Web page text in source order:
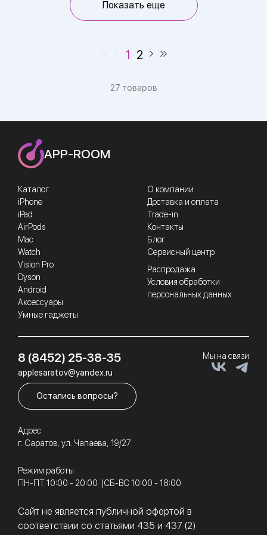
27 товаров
1 2
Показать еще
Каталог
iPhone
iPad
AirPods
Mac
Watch
Vision Pro
Dyson
Android
Аксессуары
Умные гаджеты
О компании
Доставка и оплата
Trade-in
Контакты
Блог
Сервисный центр
Распродажа
Условия обработки
персональных данных
APP-ROOM
8 (8452) 25-38-35
applesaratov@yandex.ru
Остались вопросы?
Адрес
г. Саратов, ул. Чапаева, 19/27
Режим работы
ПН-ПТ 10:00 - 20:00
СБ-ВС 10:00 - 18:00
Сайт не является публичной офертой в
соответствии со статьями 435 и 437 (2)
Мы на связи